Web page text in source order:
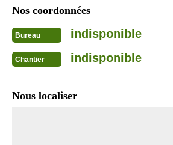
Nos coordonnées
Bureau indisponible
Chantier indisponible
Nous localiser